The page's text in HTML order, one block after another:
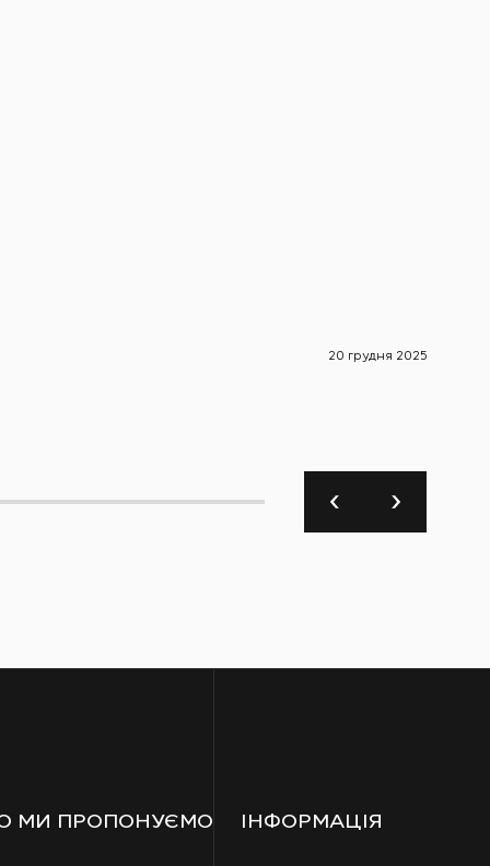
20 грудня 2025
МИ ПРОПОНУЄМО ІНФОРМАЦІЯ